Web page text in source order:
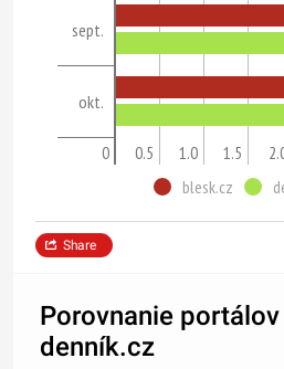
sept.
okt.
0 0.5 1.0 1.5
blesk.cz
Share
Porovnanie
denník.cz